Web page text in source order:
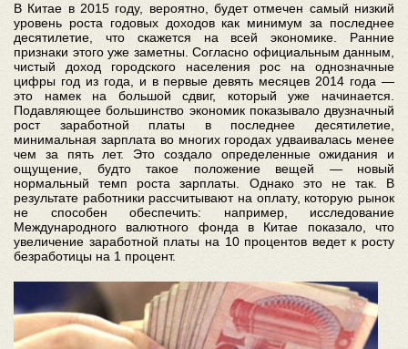
В Китае в 2015 году, вероятно, будет отмечен самый низкий
уровень роста годовых доходов как минимум за последнее
десятилетие, что скажется на всей экономике. Ранние
признаки этого уже заметны. Согласно официальным данным,
чистый доход городского населения рос на однозначные
цифры год из года, и в первые девять месяцев 2014 года —
это намек на большой сдвиг, который уже начинается.
Подавляющее большинство экономик показывало двузначный
рост заработной платы в последнее десятилетие,
минимальная зарплата во многих городах удваивалась менее
чем за пять лет. Это создало определенные ожидания и
ощущение, будто такое положение вещей — новый
нормальный темп роста зарплаты. Однако это не так. В
результате работники рассчитывают на оплату, которую рынок
не способен обеспечить: например, исследование
Международного валютного фонда в Китае показало, что
увеличение заработной платы на 10 процентов ведет к росту
безработицы на 1 процент.